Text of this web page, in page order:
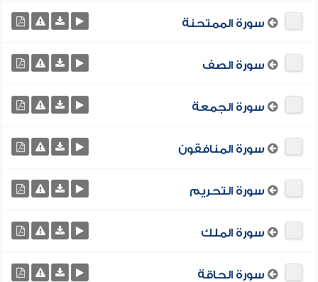
سورة الممتحنة
سورة الصف
سورة الجمعة
سورة المنافقون
سورة التحريم
سورة الملك
سورة الحاقة